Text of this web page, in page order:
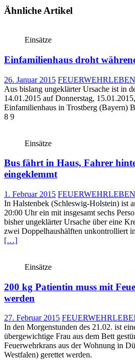
Ähnliche Artikel
Einsätze
Einfamilienhaus droht
26. Januar 2015 FEUERWEHRLEBEN
Aus bislang ungeklärter Ursache ist in
14.01.2015 auf Donnerstag,
Einfamilienhaus in Trostberg (Bayern)
8 9
Einsätze
Bus fährt in Haus, Fahrer
eingeklemmt
1. Februar 2015 FEUERWEHRLEBEN
In Halstenbek (Schleswig-Holstein) ist
20:00 Uhr ein mit insgesamt sechs
bisher ungeklärter Ursache über eine
zwei Doppelhaushälften unkontrolliert
[…]
Einsätze
200 kg Patientin muss mit
werden
27. Februar 2015
In den Morgenstunden des 21.02. ist
übergewichtige Frau aus dem Bett
Feuerwehrkrans aus der Wohnung in
Westfalen) gerettet werden.